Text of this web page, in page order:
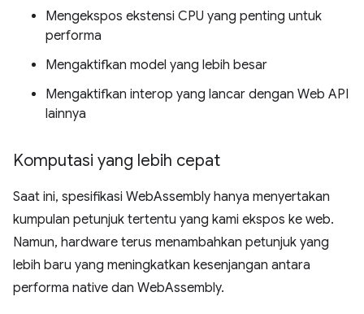
Mengekspos ekstensi CPU yang penting untuk
performa
Mengaktifkan model yang lebih besar
Mengaktifkan interop yang lancar dengan Web API
lainnya
Komputasi yang lebih cepat
Saat ini, spesifikasi WebAssembly hanya menyertakan
kumpulan petunjuk tertentu yang kami ekspos ke web.
Namun, hardware terus menambahkan petunjuk yang
lebih baru yang meningkatkan kesenjangan antara
performa native dan WebAssembly.